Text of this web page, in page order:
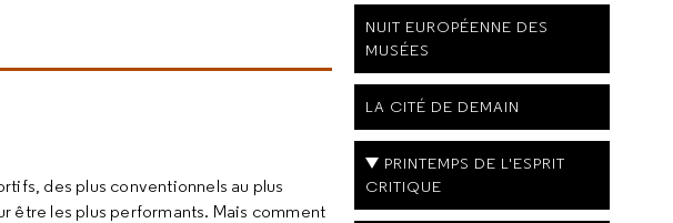
des plus conventionnels au plus
être les plus performants. Mais comment
NUIT EUROPÉENNE DES
MUSÉES
LA CITÉ DE DEMAIN
PRINTEMPS DE L'ESPRIT
CRITIQUE